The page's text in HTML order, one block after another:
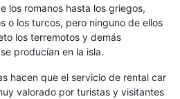
los romanos hasta los griegos,
o los turcos, pero ninguno de ellos
los terremotos y demás
producían en la isla.
hacen que el servicio de rental car
valorado por turistas y visitantes